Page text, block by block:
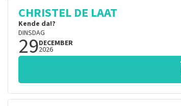
CHRISTEL DE LAAT
Kende da!?
DINSDAG
29DECEMBER
2026